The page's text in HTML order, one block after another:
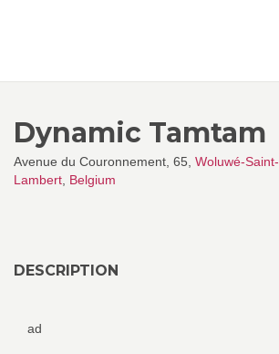
Dynamic Tamtam
Avenue du Couronnement, 65, Woluwé-Saint-
Lambert Belgium
DESCRIPTION
ad